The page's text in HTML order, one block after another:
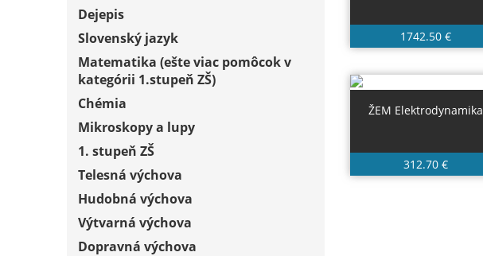
Dejepis
Slovenský jazyk
Matematika (ešte viac pomôcok v
kategórii 1.stupeň ZŠ)
Chémia
Mikroskopy a lupy
1. stupeň ZŠ
Telesná výchova
Hudobná výchova
Výtvarná výchova
Dopravná výchova
1742.50 €
ŽEM Elektrodynamika
312.70 €